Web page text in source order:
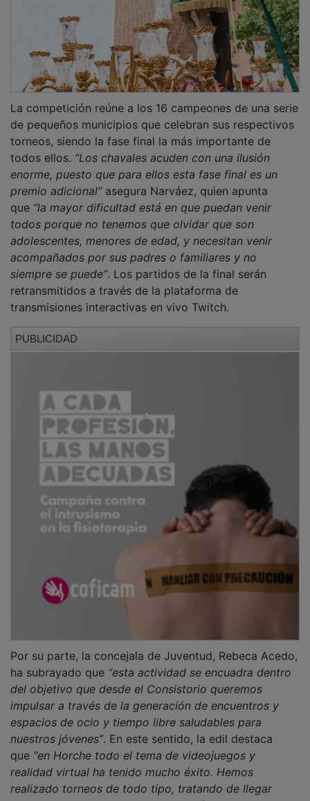
de pequeños municipios que celebran sus respectivos
torneos, siendo la fase final la más importante de
todos ellos.“Los chavales acuden con una ilusión
enorme, puesto que para ellos esta fase final es un
premio adicional”asegura Narváez, quien apunta
que“la mayor dificultad está en que puedan venir
todos porque no tenemos que olvidar que son
adolescentes, menores de edad, y necesitan venir
acompañados por sus padres o familiares y no
siempre se puede” . Los partidos de la final serán
retransmitidos a través de la plataforma de
transmisiones interactivas en vivo Twitch.
ha subrayado que“esta actividad se encuadra dentro
del objetivo que desde el Consistorio queremos
impulsar a través de la generación de encuentros y
espacios de ocio y tiempo libre saludables para
nuestros jóvenes” . En este sentido, la edil destaca
que“en Horche todo el tema de videojuegos y
realidad virtual ha tenido mucho éxito. Hemos
realizado torneos de todo tipo, tratando de llegar
tanto a chicos como a chicas a través de estas